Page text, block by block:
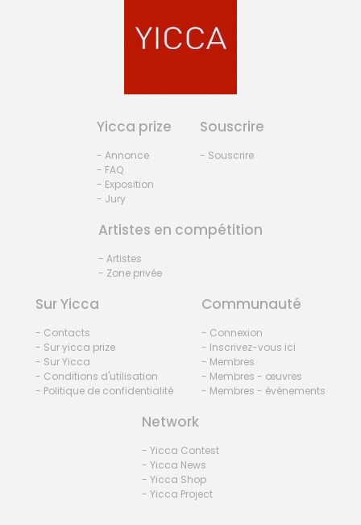
Yicca prize
- Annonce
- FAQ
- Exposition
- Jury
Souscrire
- Souscrire
Artistes en compétition
- Artistes
- Zone privée
Sur Yicca
- Contacts
- Sur yicca prize
- Sur Yicca
- Conditions d'utilisation
- Politique de confidentialité
Communauté
- Connexion
- Inscrivez-vous ici
- Membres
- Membres - œuvres
- Membres - événements
Network
- Yicca Contest
- Yicca News
- Yicca Shop
- Yicca Project